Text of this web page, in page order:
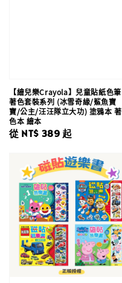
【繪兒樂Crayola】兒童貼紙色筆
著色套裝系列 (冰雪奇緣/鯊魚寶
寶/公主/汪汪隊立大功) 塗鴉本 著
色本 繪本
Regular
從 NT$ 389 起